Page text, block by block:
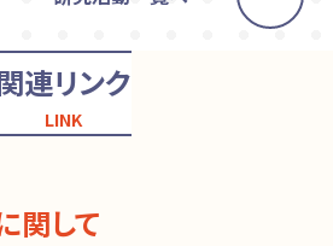
連リンク
LINK
関して